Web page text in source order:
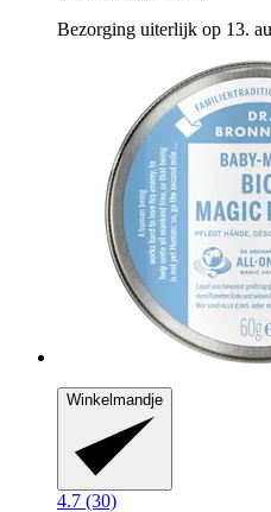
Bezorging uiterlijk op 13.
Winkelmandje
4.7 (30)